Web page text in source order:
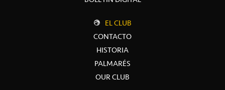
EL CLUB
CONTACTO
HISTORIA
PALMARÉS
OUR CLUB